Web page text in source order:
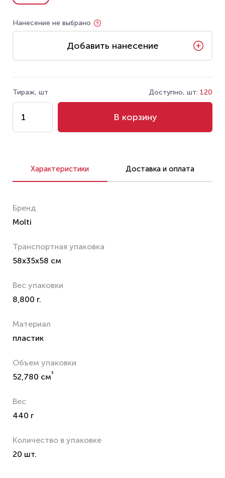
Нанесение не выбрано
Добавить нанесение
Тираж, шт Доступно, шт: 120
В корзину
Характеристики Доставка и оплата
Бренд
Molti
Транспортная упаковка
58x35x58 см
Вес упаковки
8,800 г.
Материал
пластик
Объем упаковки
52,780 см³
Вес
440 г
Количество в упаковке
20 шт.